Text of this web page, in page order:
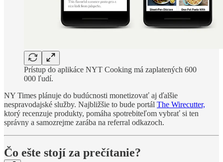
Prístup do aplikáce NYT Cooking má zaplatených 600
000 ľudí.
NY Times plánuje do budúcnosti monetizovať aj ďalšie
nespravodajské služby. Najbližšie to bude portál The Wirecutter,
ktorý recenzuje produkty, pomáha spotrebiteľom vybrať si ten
správny a samozrejme zarába na referral odkazoch.
Čo ešte stojí za prečítanie?